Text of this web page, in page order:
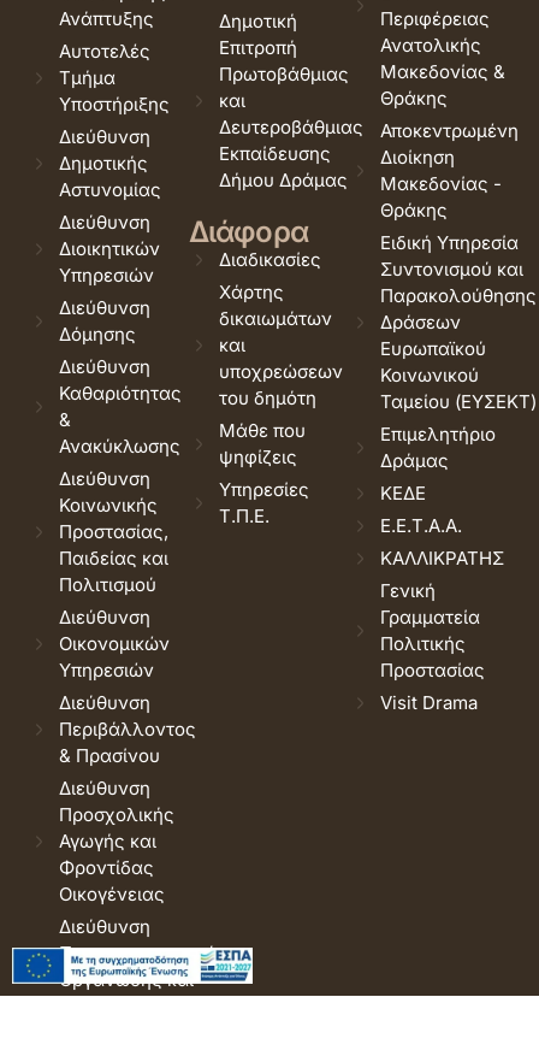
Ανάπτυξης
Αυτοτελές
Τμήμα
Υποστήριξης
Διεύθυνση
Δημοτικής
Αστυνομίας
Διεύθυνση
Διοικητικών
Υπηρεσιών
Διεύθυνση
Δόμησης
Διεύθυνση
Καθαριότητας
&
Ανακύκλωσης
Διεύθυνση
Κοινωνικής
Προστασίας,
Παιδείας και
Πολιτισμού
Διεύθυνση
Οικονομικών
Υπηρεσιών
Διεύθυνση
Περιβάλλοντος
& Πρασίνου
Διεύθυνση
Προσχολικής
Αγωγής και
Φροντίδας
Οικογένειας
Διεύθυνση
Προγραμματισμού,
Οργάνωσης και
Πληροφορικής
Δημοτική
Επιτροπή
Πρωτοβάθμιας
και
Δευτεροβάθμιας
Εκπαίδευσης
Δήμου Δράμας
Διάφορα
Διαδικασίες
Χάρτης
δικαιωμάτων
και
υποχρεώσεων
του δημότη
Μάθε που
ψηφίζεις
Υπηρεσίες
Τ.Π.Ε.
Περιφέρειας
Ανατολικής
Μακεδονίας &
Θράκης
Αποκεντρωμένη
Διοίκηση
Μακεδονίας -
Θράκης
Ειδική Υπηρεσία
Συντονισμού και
Παρακολούθησης
Δράσεων
Ευρωπαϊκού
Κοινωνικού
Ταμείου (ΕΥΣΕΚΤ)
Επιμελητήριο
Δράμας
ΚΕΔΕ
Ε.Ε.Τ.Α.Α.
ΚΑΛΛΙΚΡΑΤΗΣ
Γενική
Γραμματεία
Πολιτικής
Προστασίας
Visit Drama